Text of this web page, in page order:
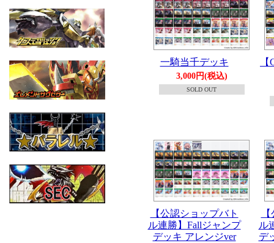
一騎当千デッキ
3,000円(税込)
SOLD OUT
【公認ショップバト
ル連勝】Fallジャンプ
デッキ アレンジver
ル
デ